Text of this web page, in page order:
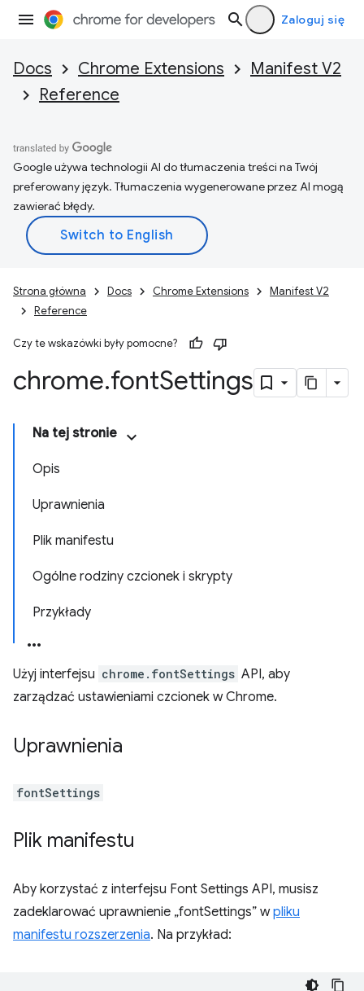
Zaloguj się
Docs Chrome Extensions
Manifest V2
Reference
Google używa technologii AI do tłumaczenia treści na Twój
preferowany język. Tłumaczenia wygenerowane przez AI mogą
zawierać błędy.
Strona główna Docs Chrome Extensions
Manifest V2
Reference
Czy te wskazówki były pomocne?
chrome.fontSettings
Na tej stronie
Opis
Uprawnienia
Plik manifestu
Ogólne rodziny czcionek i skrypty
Przykłady
Użyj interfejsu chrome.fontSettings API, aby
zarządzać ustawieniami czcionek w Chrome.
Uprawnienia
fontSettings
Plik manifestu
Aby korzystać z interfejsu Font Settings API, musisz
zadeklarować uprawnienie „fontSettings” wpliku
manifestu rozszerzenia. Na przykład: